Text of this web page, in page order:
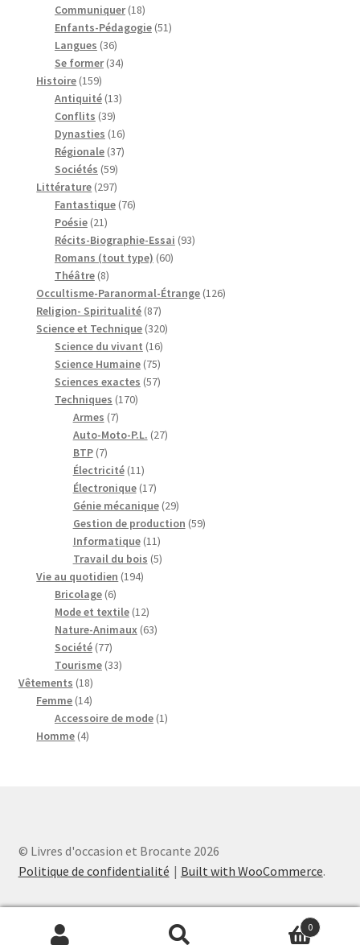
Communiquer 1818
produits
Enfants-Pédagogie 5151
Langues 3636
produits
Se former 3434
Histoire 159159
produits
Antiquité 1313
Conflits 3939
produits
Dynasties 1616
produits
Régionale 3737
Sociétés 5959
produits
Littérature 297297
produits
Fantastique 7676
Poésie 2121
produits
Récits-Biographie-Essai 9393
Romans (tout type) 6060
Théâtre 88
produits
Occultisme-Paranormal-Étrange 126126
Religion- Spiritualité 8787
produits
Science et Technique 320320
Science du vivant 1616
produits
Science Humaine 7575
produits
Sciences exactes 5757
Techniques 170170
Armes 77
produits
Auto-Moto-P.L. 2727
BTP 77
produits
Électricité 1111
produits
Électronique 1717
produits
Génie mécanique 2929
produits
Gestion de production 5959
Informatique 1111
produits
Travail du bois 55
Vie au quotidien 194194
Bricolage 66
produits
Mode et textile 1212
produits
Nature-Animaux 6363
Société 7777
produits
Tourisme 3333
Vêtements 1818
produits
Femme 1414
produits
Accessoire de mode 11
Homme 44
© Livres d'occasion et Brocante 2026
Politique de confidentialité
Built with WooCommerce.
0